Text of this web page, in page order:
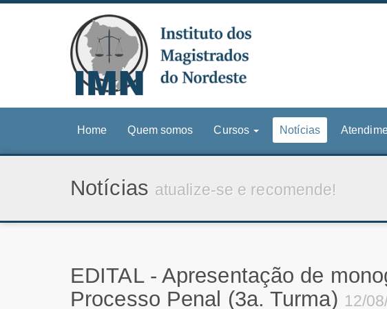
Home Quem somos Cursos Notícias
Notícias atualize-se e recomende!
EDITAL - Apresentação de
Processo Penal (3a. Turma) 12/